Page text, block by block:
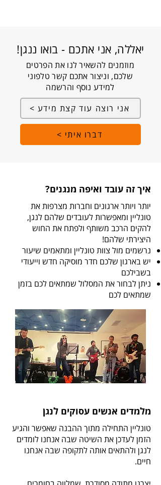
יאללה, אני אתכם - בואו ננגן!
מוזמנים להשאיר לנו את הפרטים
שלכם, וניצור אתכם קשר טלפוני
למידע נוסף והרשמה
אני רוצה עוד קצת מידע >
דברו איתי >
איך זה עובד ואיפה מנגנים?
יותר ויותר ארגונים וחברות מצרפות את
טונליין ומאפשרות לעובדים שלהם לנגן,
להקים הרכב משותף ולפתח את החוש
היצירתי שלהם!
נרשמים מול צוות טונליין ומתאמים שיעור
יש בארגון שלכם חדר מוסיקה חדש וייעודי
בשבילכם
ניתן לבחור את המסלול שמתאים לכם בזמן
שמתאים לכם
מלמדים אנשים עסוקים לנגן
טונליין התחילה מתוך ההבנה שאפשר והגיע
הזמן לעדכן את השיטה שבה אנחנו לומדים
לנגן ולהתאים אותה לתקופה שבה אנחנו
חיים.